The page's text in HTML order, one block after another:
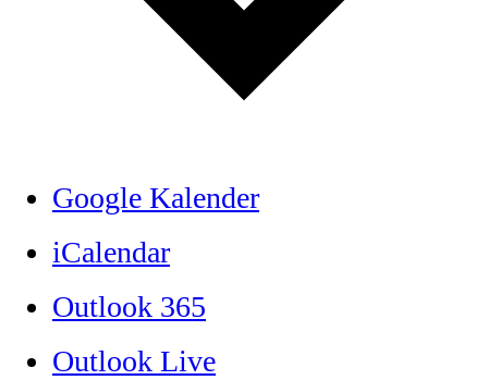
Google Kalender
iCalendar
Outlook 365
Outlook Live